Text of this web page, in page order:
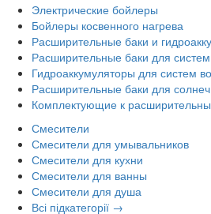
Электрические бойлеры
Бойлеры косвенного нагрева
Расширительные баки и
Расширительные баки для
Гидроаккумуляторы для систем
Расширительные баки для
Комплектующие к
Смесители
Смесители для умывальников
Смесители для кухни
Смесители для ванны
Смесители для душа
Всі підкатегорії →